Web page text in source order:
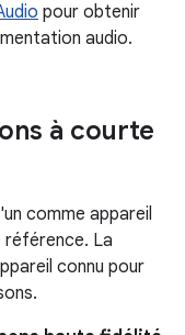
pour obtenir
audio.
à courte
comme appareil
La
connu pour